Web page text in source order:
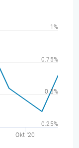
Okt '20
0.25%
0.5%
0.75%
1%